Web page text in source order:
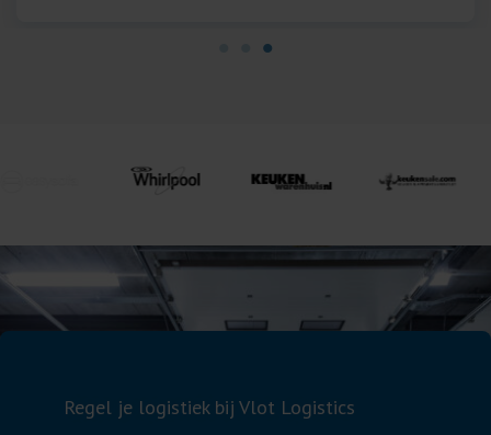
Regel je logistiek bij Vlot Logistics